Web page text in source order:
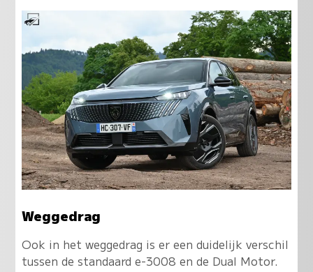
Weggedrag
Ook in het weggedrag is er een duidelijk verschil
tussen de standaard e-3008 en de Dual Motor.